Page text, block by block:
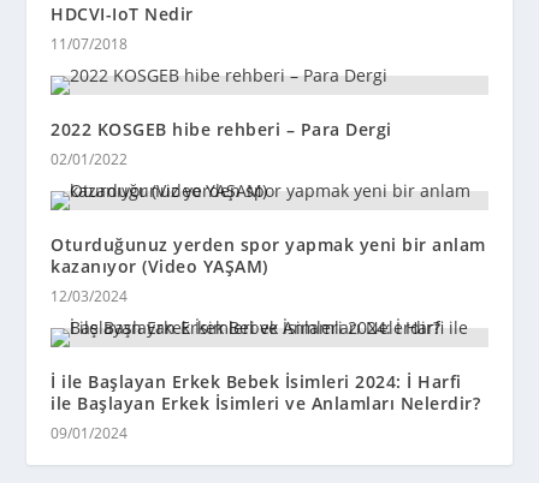
HDCVI-IoT Nedir
11/07/2018
2022 KOSGEB hibe rehberi – Para Dergi
02/01/2022
Oturduğunuz yerden spor yapmak yeni bir anlam
kazanıyor (Video YAŞAM)
12/03/2024
İ ile Başlayan Erkek Bebek İsimleri 2024: İ Harfi
ile Başlayan Erkek İsimleri ve Anlamları Nelerdir?
09/01/2024